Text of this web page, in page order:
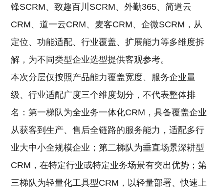
锋SCRM、致趣百川SCRM、外勤365、简道云
CRM、道一云CRM、麦客CRM、企微SCRM，从
定位、功能适配、行业覆盖、扩展能力等多维度拆
解，为不同类型企业选型提供客观参考。
本次分层仅按照产品能力覆盖宽度、服务企业量
级、行业适配广度三个维度划分，不代表整体排
名：第一梯队为全业务一体化CRM，具备覆盖企业
从获客到生产、售后全链路的服务能力，适配多行
业大中小全规模企业；第二梯队为垂直场景深耕型
CRM，在特定行业或特定业务场景有突出优势；第
三梯队为轻量化工具型CRM，以轻量部署、快速上